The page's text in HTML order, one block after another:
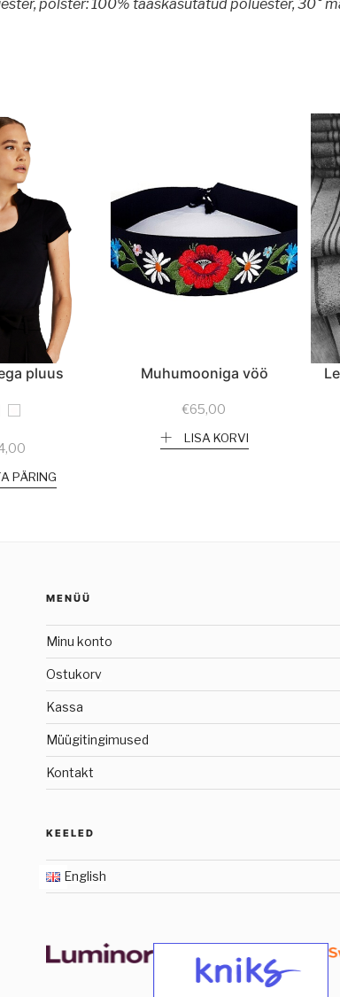
polster: 100% taaskasutatud polüester, 30°
pluus
PÄRING
Muhumooniga vöö
€65,00
LISA KORVI
MENÜÜ
Minu konto
Ostukorv
Kassa
Müügitingimused
Kontakt
KEELED
English